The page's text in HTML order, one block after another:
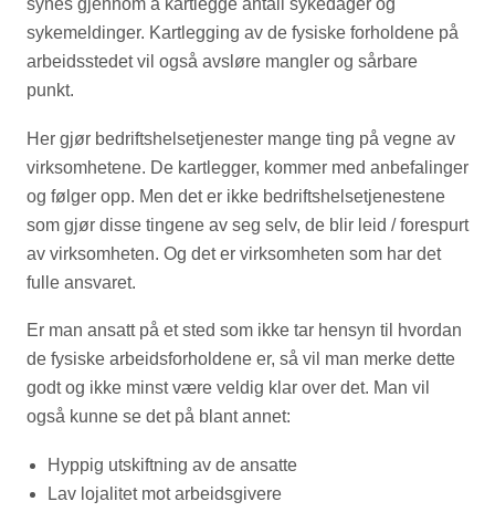
synes gjennom å kartlegge antall sykedager og
sykemeldinger. Kartlegging av de fysiske forholdene på
arbeidsstedet vil også avsløre mangler og sårbare
punkt.
Her gjør bedriftshelsetjenester mange ting på vegne av
virksomhetene. De kartlegger, kommer med anbefalinger
og følger opp. Men det er ikke bedriftshelsetjenestene
som gjør disse tingene av seg selv, de blir leid / forespurt
av virksomheten. Og det er virksomheten som har det
fulle ansvaret.
Er man ansatt på et sted som ikke tar hensyn til hvordan
de fysiske arbeidsforholdene er, så vil man merke dette
godt og ikke minst være veldig klar over det. Man vil
også kunne se det på blant annet:
Hyppig utskiftning av de ansatte
Lav lojalitet mot arbeidsgivere